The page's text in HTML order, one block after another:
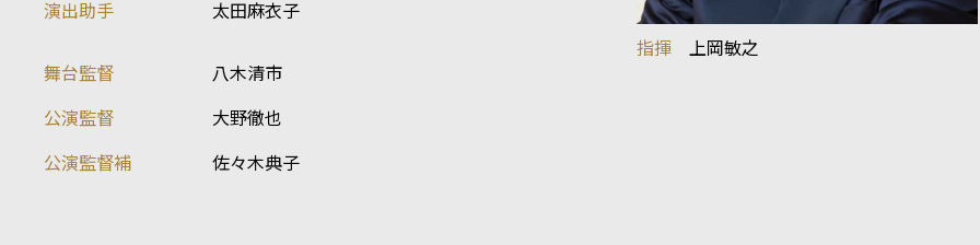
演出助手 太田麻衣子
舞台監督 八木清市
公演監督 大野徹也
公演監督補 佐々木典子
指揮 上岡敏之